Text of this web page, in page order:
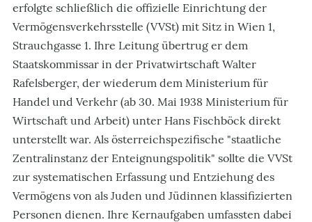
erfolgte schließlich die offizielle Einrichtung der
Vermögensverkehrsstelle (VVSt) mit Sitz in Wien 1,
Strauchgasse 1. Ihre Leitung übertrug er dem
Staatskommissar in der Privatwirtschaft Walter
Rafelsberger, der wiederum dem Ministerium für
Handel und Verkehr (ab 30. Mai 1938 Ministerium für
Wirtschaft und Arbeit) unter Hans Fischböck direkt
unterstellt war. Als österreichspezifische "staatliche
Zentralinstanz der Enteignungspolitik" sollte die VVSt
zur systematischen Erfassung und Entziehung des
Vermögens von als Juden und Jüdinnen klassifizierten
Personen dienen. Ihre Kernaufgaben umfassten dabei